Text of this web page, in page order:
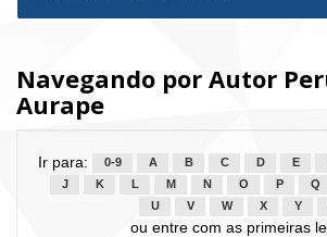
Navegando por Autor
Aurape
Ir para: 0-9 A B C D E
J
K L M N O P Q
U
V W X Y
ou entre com as primeiras